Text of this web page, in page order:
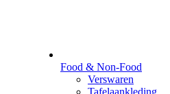
Food & Non-Food
Verswaren
Tafelaankleding